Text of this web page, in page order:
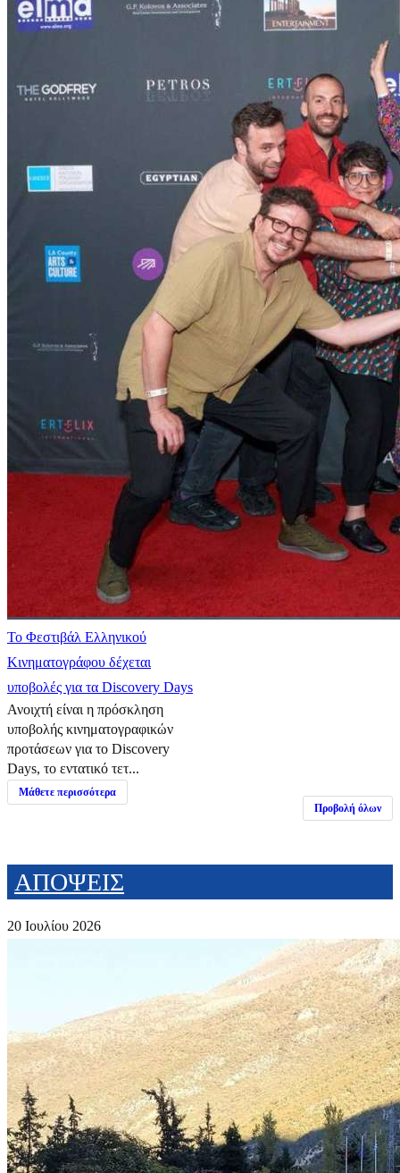
Το Φεστιβάλ Ελληνικού
Κινηματογράφου δέχεται
υποβολές για τα Discovery Days
Ανοιχτή είναι η πρόσκληση
υποβολής κινηματογραφικών
προτάσεων για το Discovery
Days, το εντατικό τετ...
Μάθετε περισσότερα
Προβολή όλων
ΑΠΟΨΕΙΣ
20 Ιουλίου 2026